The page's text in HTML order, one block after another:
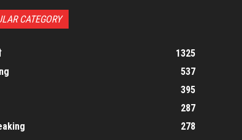
CATEGORY
1325
537
395
287
278